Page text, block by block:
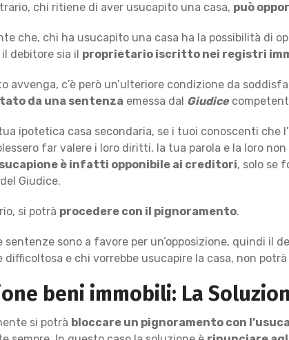
chi ritiene di aver usucapito una casa, può
che, chi ha usucapito una casa ha la possibilità di
debitore sia il proprietario iscritto nei registri
avvenga, c’è però un’ulteriore condizione da
da una sentenza emessa dal Giudice
ipotetica casa secondaria, se i tuoi conoscenti che
far valere i loro diritti, la tua parola e la loro non
è infatti opponibile ai creditori, solo se
Giudice.
si potrà procedere con il pignoramento.
sentenze sono a favore per un’opposizione, quindi il
difficoltosa e chi vorrebbe usucapire la casa, non
beni immobili: La
si potrà bloccare un pignoramento con